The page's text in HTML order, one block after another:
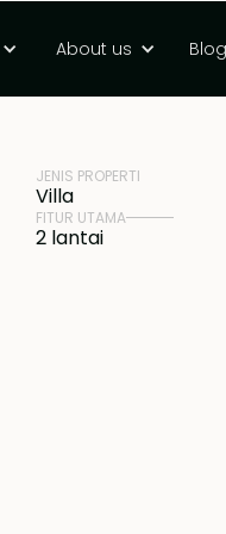
About us Blog
HARGA
JENIS PROPERTI
Villa
FITUR UTAMA
2 lantai